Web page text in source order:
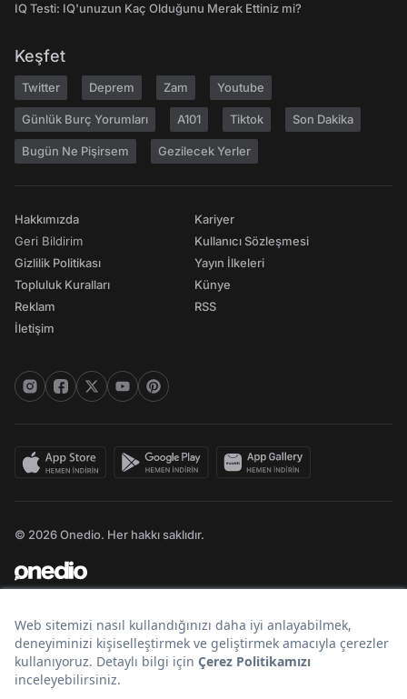
IQ Testi: IQ'unuzun Kaç Olduğunu Merak Ettiniz mi?
Keşfet
Twitter Deprem Zam Youtube
Günlük Burç Yorumları A101 Tiktok Son Dakika
Bugün Ne Pişirsem Gezilecek Yerler
Hakkımızda
Geri Bildirim
Gizlilik Politikası
Topluluk Kuralları
Reklam
İletişim
Kariyer
Kullanıcı Sözleşmesi
Yayın İlkeleri
Künye
RSS
© 2026 Onedio. Her hakkı saklıdır.
Bir markasıdır.